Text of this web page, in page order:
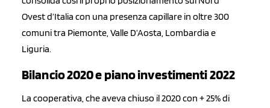
Ovest d’Italia con una presenza capillare in oltre 300
comuni tra Piemonte, Valle D’Aosta, Lombardia e
Liguria.
Bilancio 2020 e piano investimenti 2022
La cooperativa, che aveva chiuso il 2020 con + 25% di